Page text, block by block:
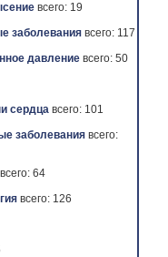
всего: 19
заболевания всего: 117
давление всего: 50
сердца всего: 101
заболевания всего:
всего: 64
всего: 126